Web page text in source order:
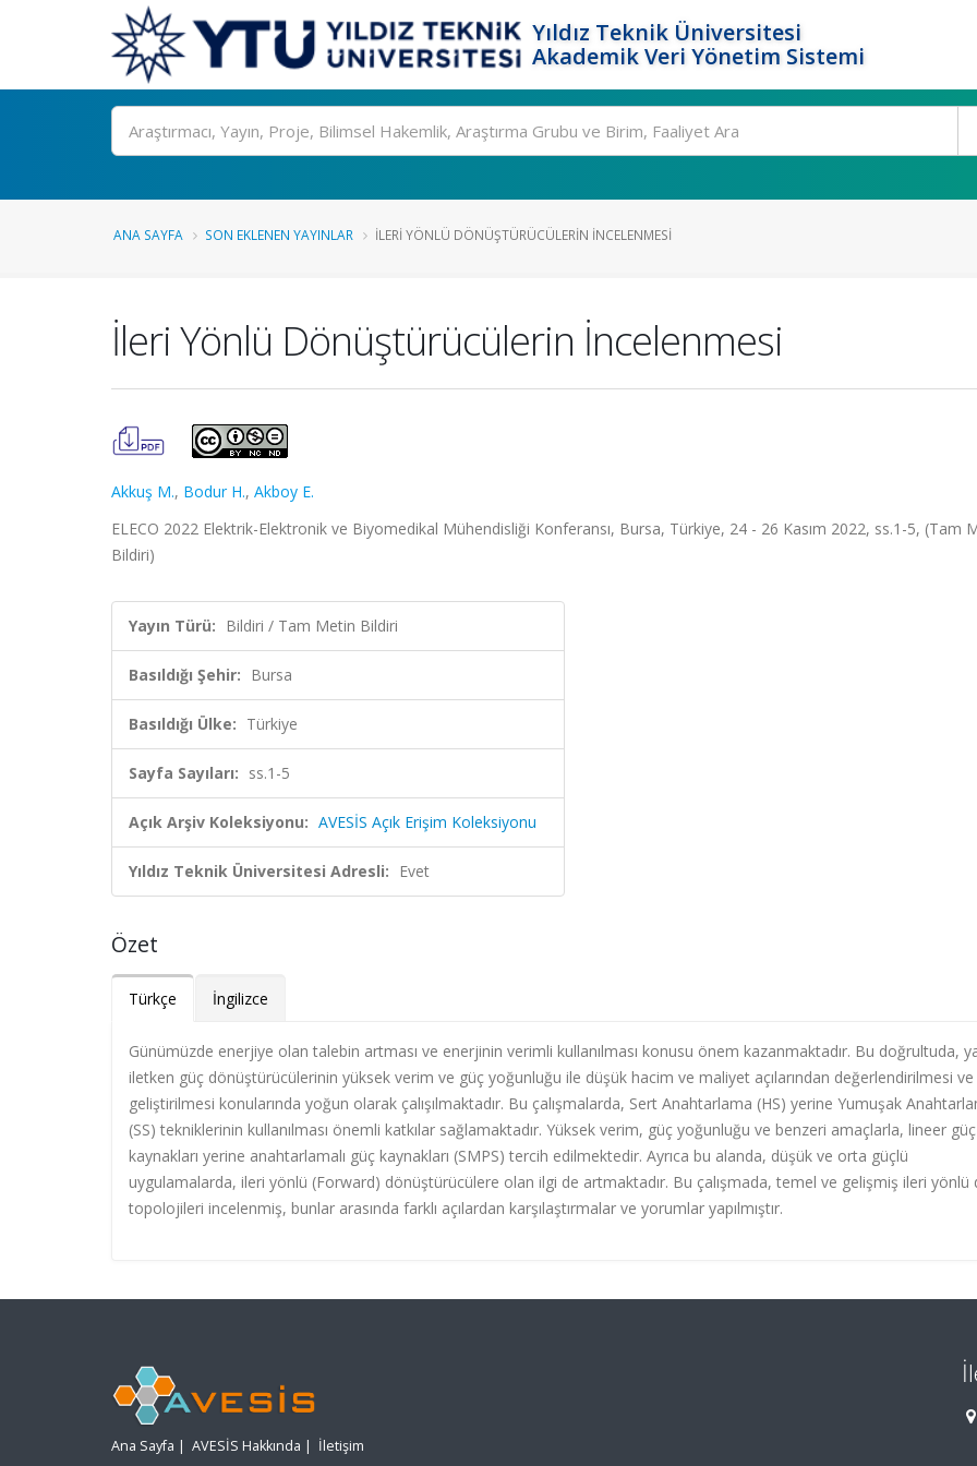
Yıldız Teknik Üniversitesi
Akademik Veri Yönetim Sistemi
Ara
ANA SAYFA SON EKLENEN YAYINLAR İLERI YÖNLÜ DÖNÜŞTÜRÜCÜLERIN İNCELENMESI
İleri Yönlü Dönüştürücülerin İncelenmesi
Akkuş M., Bodur H., Akboy E.
ELECO 2022 Elektrik-Elektronik ve Biyomedikal Mühendisliği Konferansı, Bursa, Türkiye, 24 - 26 Kasım 2022, ss.1-5, (Tam
Bildiri)
Yayın Türü: Bildiri / Tam Metin Bildiri
Basıldığı Şehir: Bursa
Basıldığı Ülke: Türkiye
Sayfa Sayıları: ss.1-5
Açık Arşiv Koleksiyonu: AVESİS Açık Erişim Koleksiyonu
Yıldız Teknik Üniversitesi Adresli: Evet
Özet
Türkçe İngilizce
Günümüzde enerjiye olan talebin artması ve enerjinin verimli kullanılması konusu önem kazanmaktadır. Bu doğrultuda,
iletken güç dönüştürücülerinin yüksek verim ve güç yoğunluğu ile düşük hacim ve maliyet açılarından değerlendirilmesi ve
geliştirilmesi konularında yoğun olarak çalışılmaktadır. Bu çalışmalarda, Sert Anahtarlama (HS) yerine Yumuşak
(SS) tekniklerinin kullanılması önemli katkılar sağlamaktadır. Yüksek verim, güç yoğunluğu ve benzeri amaçlarla, lineer güç
kaynakları yerine anahtarlamalı güç kaynakları (SMPS) tercih edilmektedir. Ayrıca bu alanda, düşük ve orta güçlü
uygulamalarda, ileri yönlü (Forward) dönüştürücülere olan ilgi de artmaktadır. Bu çalışmada, temel ve gelişmiş ileri yönlü
topolojileri incelenmiş, bunlar arasında farklı açılardan karşılaştırmalar ve yorumlar yapılmıştır.
Ana Sayfa | AVESİS Hakkında | İletişim